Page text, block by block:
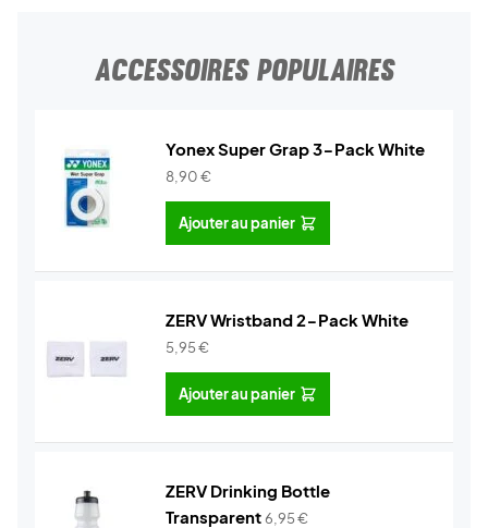
ACCESSOIRES POPULAIRES
Yonex Super Grap 3-Pack White
8,90€
Ajouter au panier
ZERV Wristband 2-Pack White
5,95€
Ajouter au panier
ZERV Drinking Bottle
Transparent6,95€